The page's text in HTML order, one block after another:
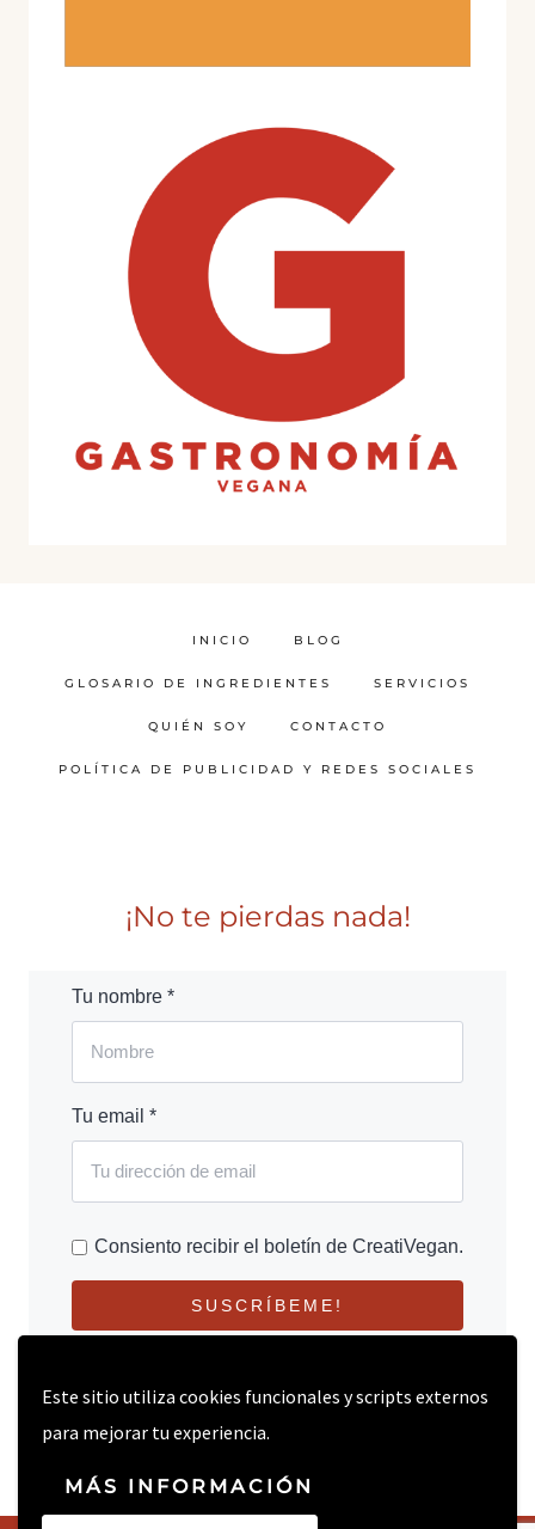
Este sitio utiliza cookies funcionales y scripts externos
para mejorar tu experiencia.
MÁS INFORMACIÓN
INICIO BLOG
GLOSARIO DE INGREDIENTES SERVICIOS
QUIÉN SOY CONTACTO
POLÍTICA DE PUBLICIDAD Y REDES SOCIALES
¡No te pierdas nada!
Tu nombre *
Tu email *
Consiento recibir el boletín de CreatiVegan.
SUSCRÍBEME!